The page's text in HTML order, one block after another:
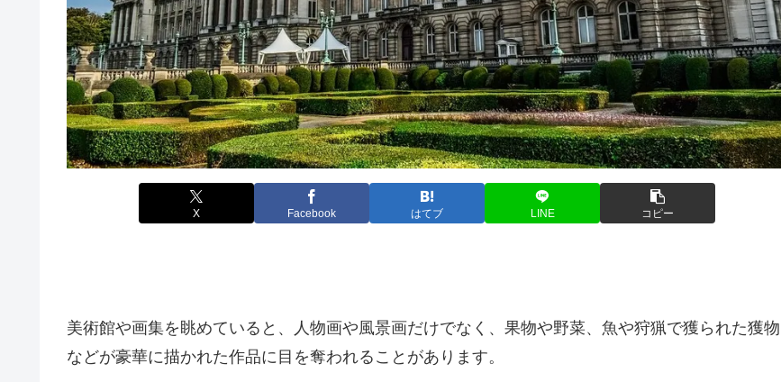
X Facebook はてブ LINE コピー
美術館や画集を眺めていると、人物画や風景画だけでなく、果物や野菜、魚や狩猟で獲られた獲物
などが豪華に描かれた作品に目を奪われることがあります。